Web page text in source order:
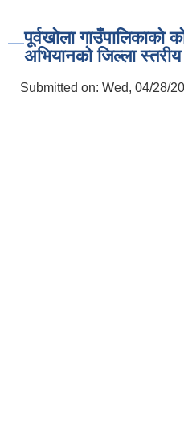
पूर्वखोला गाउँपालिकाको
अभियानको जिल्ला
Submitted on: Wed, 04/28/